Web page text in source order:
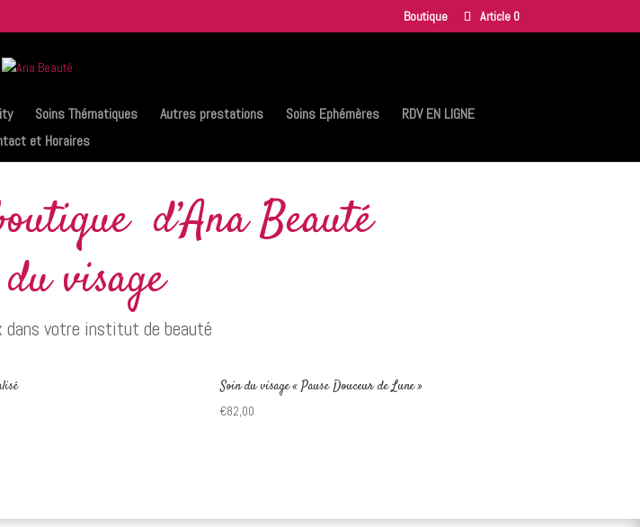
Boutique Article 0
Soins Thématiques Autres prestations Soins Ephémères
RDV EN LIGNE
et Horaires
d’Ana Beauté
visage
dans votre institut de beauté
Soin du visage « Pause Douceur de Lune »
€82,00